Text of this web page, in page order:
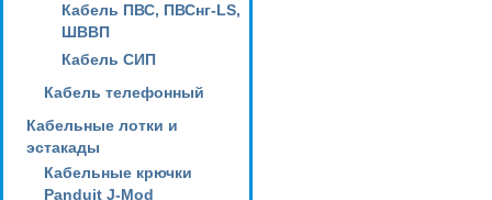
Кабель ПВС, ПВСнг-LS,
ШВВП
Кабель СИП
Кабель телефонный
Кабельные лотки и
эстакады
Кабельные крючки
Panduit J-Mod